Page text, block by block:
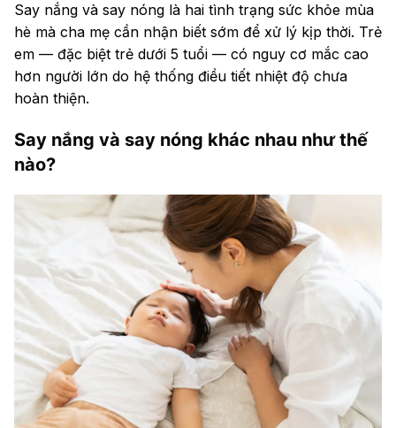
Say nắng và say nóng là hai tình trạng sức khỏe mùa
hè mà cha mẹ cần nhận biết sớm để xử lý kịp thời. Trẻ
em — đặc biệt trẻ dưới 5 tuổi — có nguy cơ mắc cao
hơn người lớn do hệ thống điều tiết nhiệt độ chưa
hoàn thiện.
Say nắng và say nóng khác nhau như thế
nào?